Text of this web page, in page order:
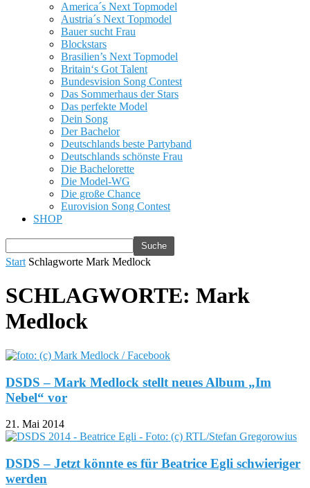
DSDS
Germany´s Next Topmodel
Das Supertalent
The Voice of Germany
Sonstige
American Idol
America´s Got Talent
America´s Next Topmodel
Austria´s Next Topmodel
Bauer sucht Frau
Blockstars
Britain‘s Got Talent
Bundesvision Song Contest
Das Sommerhaus der Stars
Dein Song
Der Bachelor
Deutschlands beste Partyband
Deutschlands schönste Frau
Die Model-WG
Eurovision Song Contest
SHOP
Start Schlagworte Mark Medlock
SCHLAGWORTE: Mark